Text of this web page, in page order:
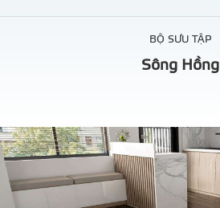
BỘ SƯU TẬP
Sông Hồng